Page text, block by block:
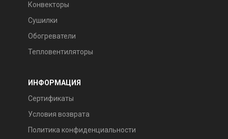
Конвекторы
Сушилки
Обогреватели
Тепловентиляторы
ИНФОРМАЦИЯ
Сертификаты
Условия возврата
Политика конфиденциальности